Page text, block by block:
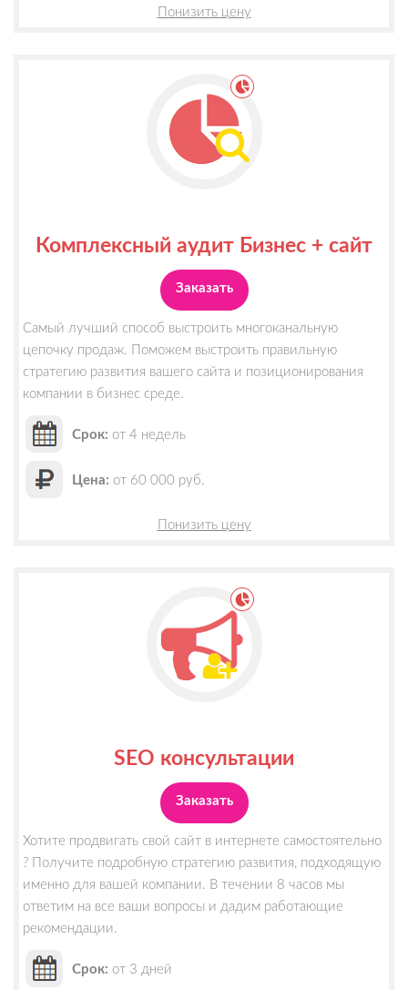
Понизить цену
Комплексный аудит Бизнес + сайт
Заказать
Самый лучший способ выстроить многоканальную
цепочку продаж. Поможем выстроить правильную
стратегию развития вашего сайта и позиционирования
компании в бизнес среде.
Срок: от 4 недель
Цена: от 60 000 руб.
Понизить цену
SEO консультации
Заказать
Хотите продвигать свой сайт в интернете самостоятельно
? Получите подробную стратегию развития, подходящую
именно для вашей компании. В течении 8 часов мы
ответим на все ваши вопросы и дадим работающие
рекомендации.
Срок: от 3 дней